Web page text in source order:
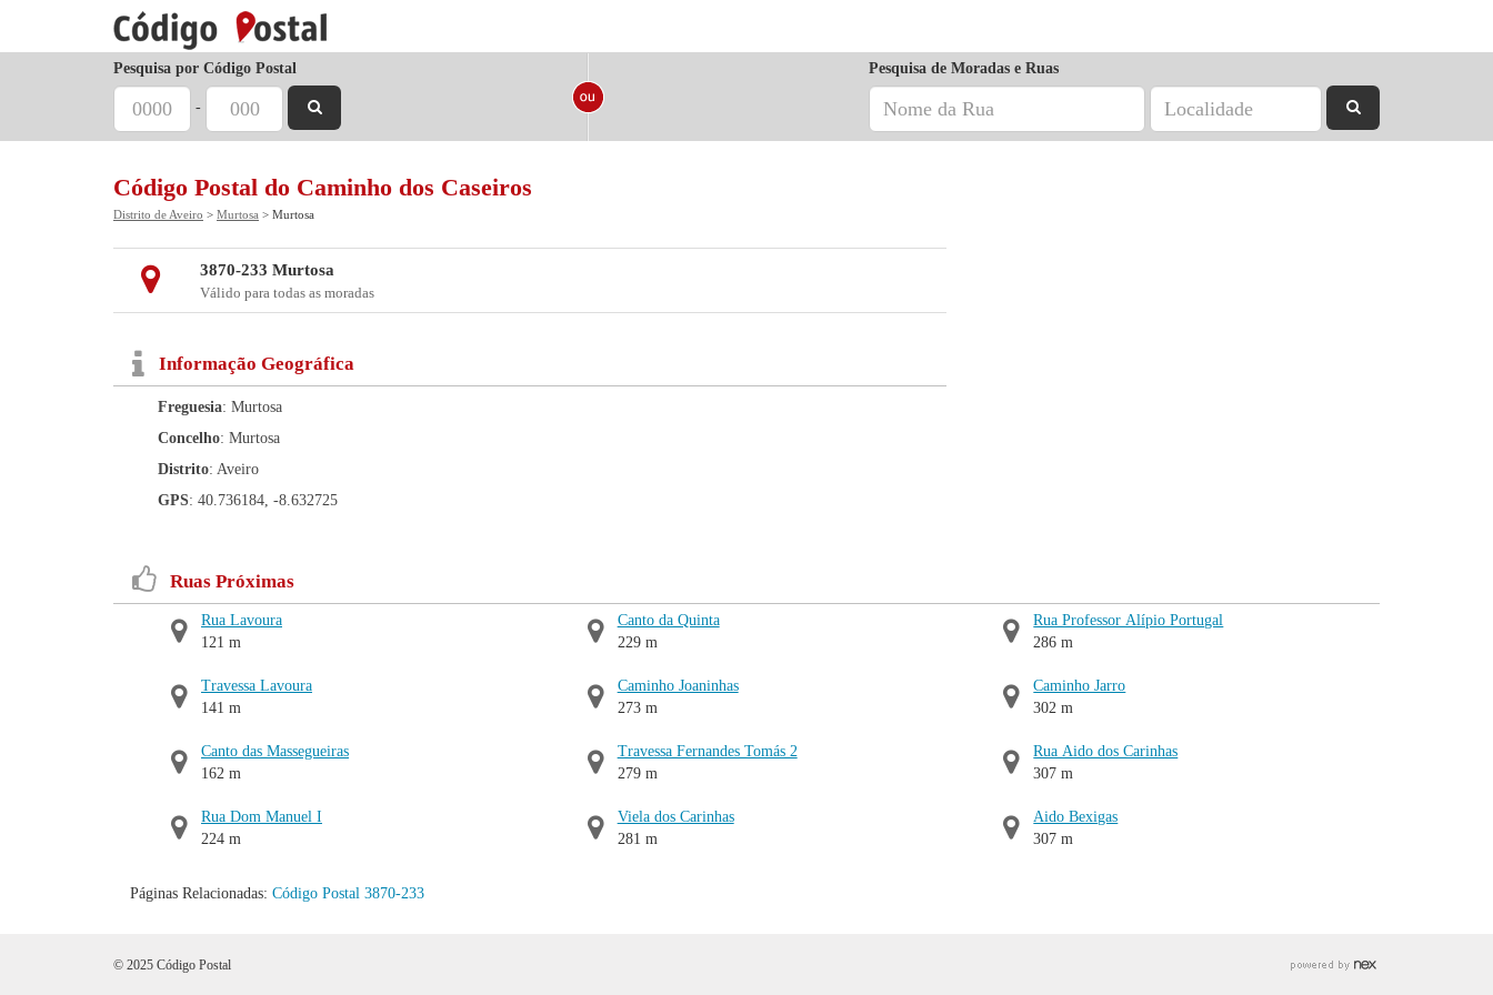
Pesquisa por Código Postal
-
Pesquisa de Moradas e Ruas
Código Postal do Caminho dos Caseiros
Distrito de Aveiro > Murtosa > Murtosa
3870-233 Murtosa
Válido para todas as moradas
Informação Geográfica
Freguesia: Murtosa
Concelho: Murtosa
Distrito: Aveiro
GPS: 40.736184, -8.632725
Ruas Próximas
Rua Lavoura
121 m
Travessa Lavoura
141 m
Canto das Massegueiras
162 m
Rua Dom Manuel I
224 m
Canto da Quinta
229 m
Caminho Joaninhas
273 m
Travessa Fernandes Tomás 2
279 m
Viela dos Carinhas
281 m
Rua Professor Alípio Portugal
286 m
Caminho Jarro
302 m
Rua Aido dos Carinhas
307 m
Aido Bexigas
307 m
Páginas Relacionadas: Código Postal 3870-233
© 2025 Código Postal